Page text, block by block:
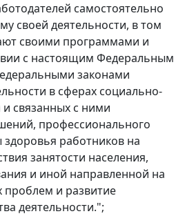
самостоятельно
своей деятельности, в том
своими программами и
с настоящим Федеральным
законами
в сферах социально-
связанных с ними
профессионального
работников на
занятости населения,
и иной направленной на
и развитие
деятельности.";